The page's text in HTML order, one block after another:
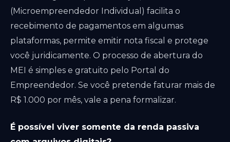
(Microempreendedor Individual) facilita o
recebimento de pagamentos em algumas
plataformas, permite emitir nota fiscal e protege
você juridicamente. O processo de abertura do
MEI é simples e gratuito pelo Portal do
Empreendedor. Se você pretende faturar mais de
R$ 1.000 por mês, vale a pena formalizar.
É possível viver somente da renda passiva